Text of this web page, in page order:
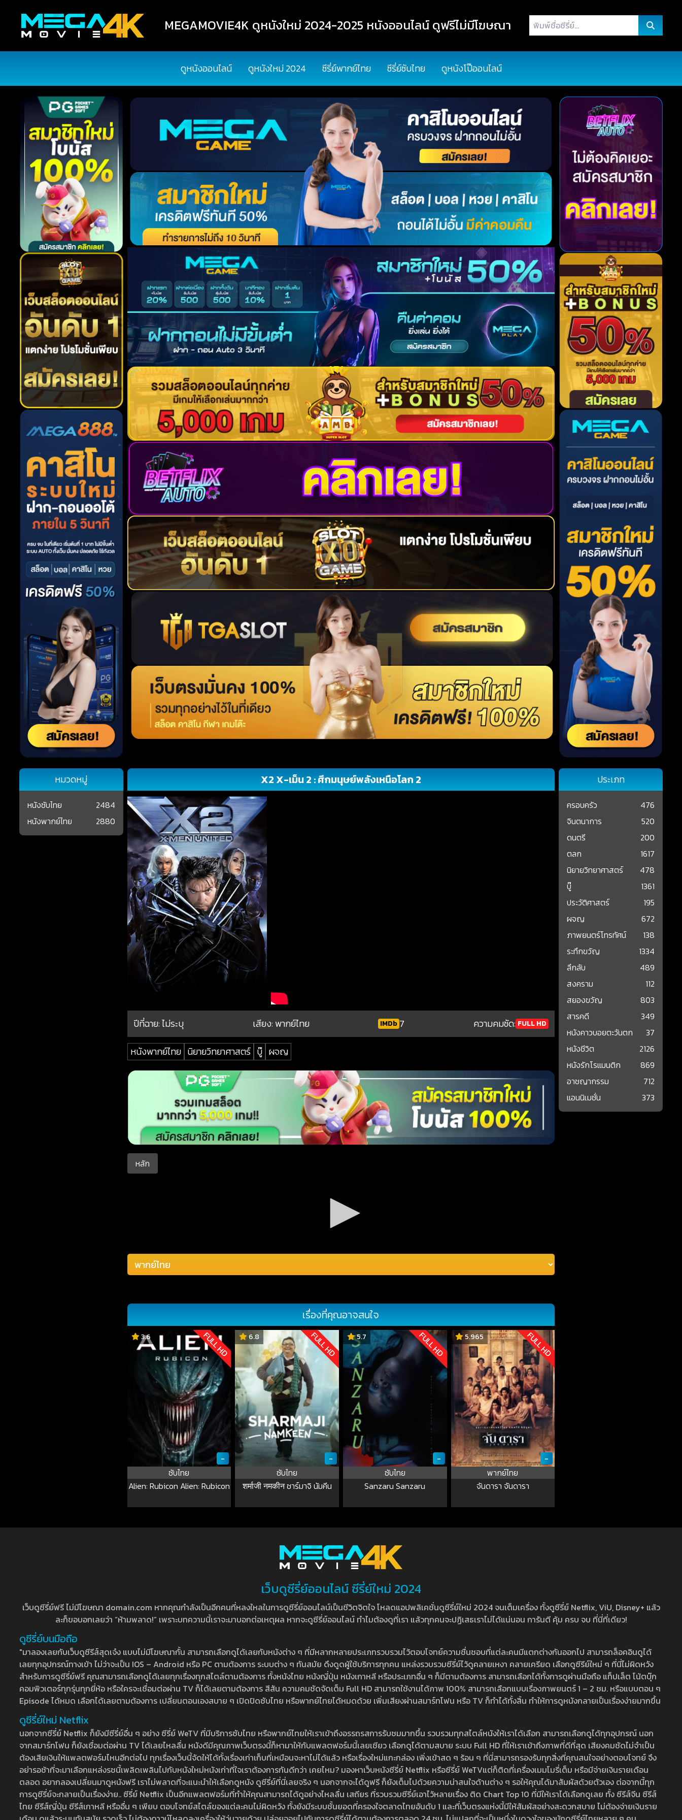
MEGAMOVIE4K ดูหนังใหม่ 2024-2025 หนังออนไลน์ ดูฟรีไม่มีโฆษณา
พิมพ์
ชื่อ
ดูหนังออนไลน์ ดูหนังใหม่ 2024 ซีรี่ย์พากย์ไทย ซีรี่ย์ซับไทย ดูหนังโป๊ออนไลน์
X2 X-เม็น 2 : ศึกมนุษย์พลังเหนือโลก 2
ปีที่ฉาย:ไม่ระบุ เสียง: พากย์ไทย IMDb 7 ความคมชัด: FULL HD
หนังพากย์ไทย นิยายวิทยาศาสตร์ บู๊ ผจญ
หลัก
หมวดหมู่
หนังซับไทย
2484
หนังพากย์ไทย
2880
ประเภท
ครอบครัว
476
จินตนาการ
520
ดนตรี
200
ตลก
1617
นิยายวิทยาศาสตร์
478
บู๊
1361
ประวัติศาสตร์
195
ผจญ
672
ภาพยนตร์โทรทัศน์
138
ระทึกขวัญ
1334
ลึกลับ
489
สงคราม
112
สยองขวัญ
803
สารคดี
349
หนังคาวบอยตะวันตก
37
หนังชีวิต
2126
หนังรักโรแมนติก
869
อาชญากรรม
712
แอนนิเมชั่น
373
เรื่องที่คุณอาจสนใจ
3.6 FULL HD
-
ซับไทย
Alien: Rubicon Alien: Rubicon
6.8 FULL HD
-
ซับไทย
शर्माजी नमकीन ชาร์มาจิ นัมคีน
5.7 FULL HD
-
ซับไทย
Sanzaru Sanzaru
5.965 FULL HD
-
พากย์ไทย
จันดารา จันดารา
เว็บดูซีรี่ย์ออนไลน์ ซีรี่ย์ใหม่ 2024
เว็บดูซีรี่ย์ฟรี ไม่มีโฆษณา domain.com หากคุณกำลังเป็นอีกคนที่หลงใหลในการดูซีรี่ย์ออนไลน์เป็นชีวิตจิตใจ โหลดแอปพลิเคชั่นดูซีรี่ย์ใหม่ 2024 จนเต็มเครื่อง ทั้งดูซีรี่ย์ Netflix, ViU, Disney+ แล้ว
ละก็ขอบอกเลยว่า “ห้ามพลาด!” เพราะบทความนี้เราจะมาบอกต่อเหตุผล หากจะดูซีรี่ย์ออนไลน์ ทำไมต้องดูที่เรา แล้วทุกคนจะปฏิเสธเราไม่ได้แน่นอน การันตี คุ้ม ครบ จบ ที่นี่ที่เดียว!
ดูซีรี่ย์บนมือถือ
"มาลองเลยกับเว็บดูซีรีส์สุดเจ๋ง แบบไม่มีโฆษณากั้น สามารถเลือกดูได้เลยกับหนังต่าง ๆ ที่มีหลากหลายประเภทรวบรวมไว้ตอบโจทย์ความชื่นชอบที่แต่ละคนมีแตกต่างกันออกไป สามารถล็อคอินดูได้
เลยทุกอุปกรณ์ทางเข้า ไม่ว่าจะเป็น IOS – Android หรือ PC ตามต้องการ ระบบต่าง ๆ ทันสมัย ดึงดูดผู้ใช้บริการทุกคน แหล่งรวบรวมซีรี่ย์ไว้ดูคลายเหงา คลายเครียด เลือกดูซีรีย์ใหม่ ๆ ที่นี่ไม่ผิดหวัง
สำหรับการดูซีรี่ย์ฟรี คุณสามารถเลือกดูได้เลยทุกเรื่องทุกสไตล์ตามต้องการ ทั้งหนังไทย หนังญี่ปุ่น หนังเกาหลี หรือประเภทอื่น ๆ ก็มีตามต้องการ สามารถเลือกได้ทั้งการดูผ่านมือถือ แท็ปเล็ต โน้ตบุ๊ก
คอมพิวเตอร์ทุกรุ่นทุกยี่ห้อ หรือใครจะเชื่อมต่อผ่าน TV ก็ได้เลยตามต้องการ สีสัน ความคมชัดจัดเต็ม Full HD สามารถใช้งานได้ภาพ 100% สามารถเลือกแบบเรื่องภาพยนตร์ 1 – 2 ชม. หรือแบบตอน ๆ
Episode ได้หมด เลือกได้เลยตามต้องการ เปลี่ยนตอนเองสบาย ๆ เปิดปิดซับไทย หรือพากย์ไทยได้หมดด้วย เพิ่มเสียงผ่านสมาร์ทโฟน หรือ TV ก็ทำได้ทั้งสิ้น ทำให้การดูหนังกลายเป็นเรื่องง่ายมากขึ้น
ดูซีรี่ย์ใหม่ Netflix
นอกจากซีรี่ย์ Netflix ก็ยังมีซีรี่ย์อื่น ๆ อย่าง ซีรี่ย์ WeTV ที่มีบริการซับไทย หรือพากย์ไทยให้เราเข้าถึงอรรถรสการรับชมมากขึ้น รวบรวมทุกสไตล์หนังให้เราได้เลือก สามารถเลือกดูได้ทุกอุปกรณ์ นอก
จากสมาร์ทโฟน ก็ยังเชื่อมต่อผ่าน TV ได้เลยไหลลื่น หนังดีมีคุณภาพเว็บตรงนี้ก็หามาให้กับแพลตฟอร์มนี้เลยเชียว เลือกดูได้ตามสบาย ระบบ Full HD ที่ให้เราเข้าถึงภาพที่ดีที่สุด เสียงคมชัดไม่จำเป็น
ต้องเสียเงินให้แพลตฟอร์มไหนอีกต่อไป ทุกเรื่องเว็บนี้จัดให้ได้ทั้งเรื่องเก่าเก็บที่เหมือนจะหาไม่ได้แล้ว หรือเรื่องใหม่แกะกล่อง เพิ่งเข้าสด ๆ ร้อน ๆ ที่นี่สามารถรองรับทุกสิ่งที่คุณสนใจอย่างตอบโจทย์ จึง
อย่ารอช้าที่จะมาเลือกแหล่งรชนี้เพลิดเพลินไปกับหนังใหม่หนังเก่าที่ใจเราต้องการกันดีกว่า เคยไหม? มองหาเว็บหนังซีรี่ย์ Netflix หรือซีรี่ย์ WeTVแต่ก็ติดที่เครื่องเมมโมรี่เต็ม หรือมีจ่ายเงินรายเดือน
ตลอด อยากลองเปลี่ยนมาดูหนังฟรี เราไม่พลาดที่จะแนะนำให้เลือกดูหนัง ดูซีรี่ย์ที่นี่เลยจริง ๆ นอกจากจะได้ดูฟรี ก็ยังเต็มไปด้วยความน่าสนใจด้านต่าง ๆ รอให้คุณได้มาสัมผัสด้วยตัวเอง ต่อจากนี้ทุก
การดูซีรี่ย์จะกลายเป็นเรื่องง่าย.. ซีรี่ย์ Netflix เป็นอีกแพลตฟอร์มที่ทำให้คุณสามารถได้ดูอย่างไหลลื่น เสถียร ที่รวบรวมซีรี่ย์เอาไว้หลายเรื่อง ติด Chart Top 10 ที่มีให้เราได้เลือกดูเลย ทั้ง ซีรีส์จีน ซีรีส์
ไทย ซีรีส์ญี่ปุ่น ซีรีส์เกาหลี หรืออื่น ๆ เพียบ ตอบโจทย์สไตล์ของแต่ละคนไม่ผิดหวัง ทั้งยังมีระบบชั้นยอดที่ครองใจตลาดไทยอันดับ 1 และที่เว็บตรงแห่งนี้มีให้สัมผัสอย่างสะดวกสบาย ไม่ต้องจ่ายเงินราย